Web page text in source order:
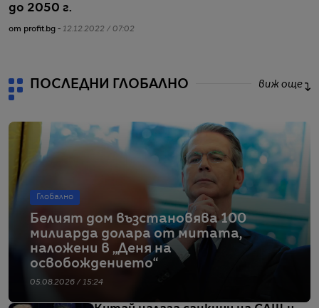
до 2050 г.
от profit.bg - 12.12.2022 / 07:02
ПОСЛЕДНИ ГЛОБАЛНО виж още
Глобално
Белият дом възстановява 100
милиарда долара от митата,
наложени в „Деня на
освобождението“
05.08.2026 / 15:24